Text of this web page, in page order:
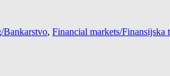
Bankarstvo, Financial markets/Finansijska